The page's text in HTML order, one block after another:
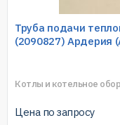
Труба подачи
(2090827) Ардерия
Котлы и котельное
Цена по запросу